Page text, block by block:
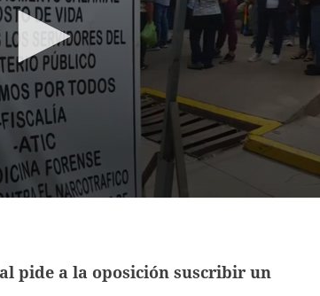
pide a la oposición suscribir un